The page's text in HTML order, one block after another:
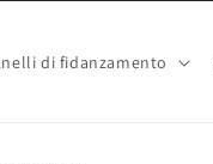
di fidanzamento